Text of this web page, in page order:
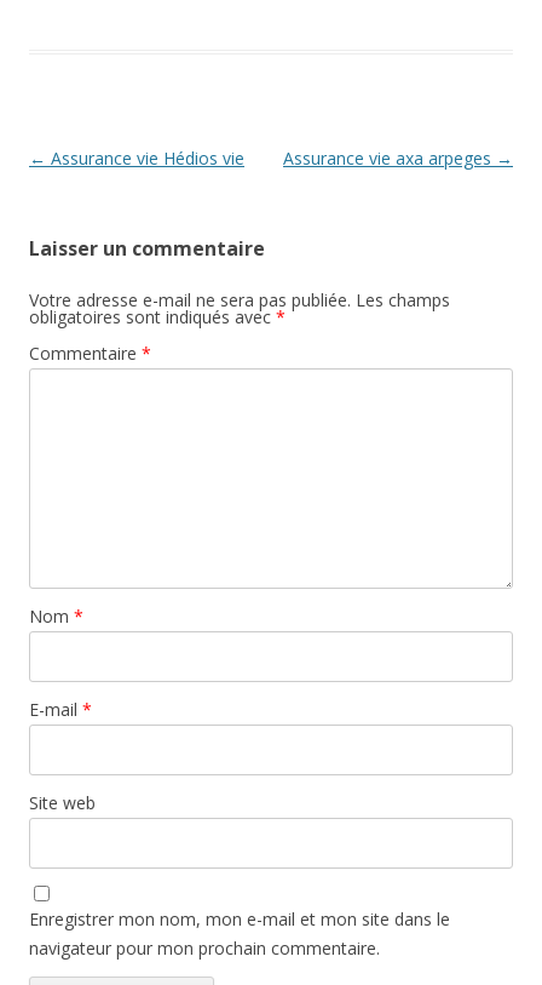
Navigation
← Assurance vie Hédios vie Assurance vie axa arpeges →
Laisser un commentaire
Votre adresse e-mail ne sera pas publiée. Les champs
obligatoires sont indiqués avec *
Commentaire *
Nom *
E-mail *
Site web
Enregistrer mon nom, mon e-mail et mon site dans le
navigateur pour mon prochain commentaire.